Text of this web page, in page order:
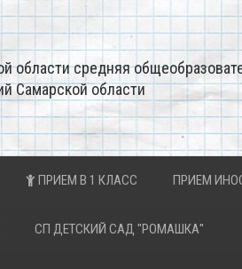
области средняя
Самарской области
ПРИЕМ В 1 КЛАСС ПРИЕМ
СП ДЕТСКИЙ САД "РОМАШКА"